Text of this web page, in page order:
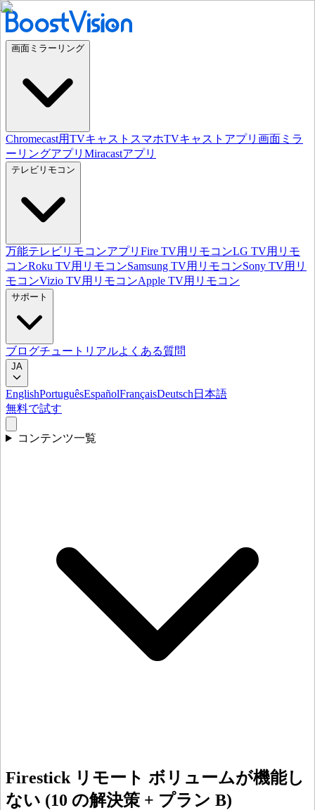
画面ミラーリング
Chromecast用TVキャスト スマホTVキャストアプリ 画面ミラ
ーリングアプリ Miracastアプリ
テレビリモコン
万能テレビリモコンアプリ Fire TV用リモコンLG TV用リモ
コンRoku TV用リモコンSamsung TV用リモコンSony TV用リ
モコンVizio TV用リモコンApple TV用リモコン
サポート
ブログチュートリアルよくある質問
JA
EnglishPortuguêsEspañolFrançaisDeutsch 日本語
無料で試す
コンテンツ一覧
Firestick リモート ボリュームが機能し
ない (10 の解決策 + プラン B)